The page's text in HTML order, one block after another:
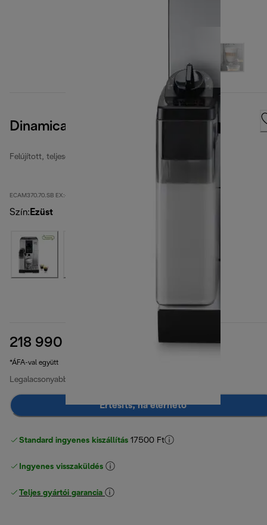
Dinamica Plus
Felújított, teljesen automata kávéfőzők
ECAM370.70.SB EX:4-second
Szín: Ezüst
218 990 Ft eredeti ár 319 990 Ft
*ÁFA-val együtt
Legalacsonyabb ár az elmúlt 30 napban
Értesíts, ha elérhető
Standard ingyenes kiszállítás 17500 Ft
Ingyenes visszaküldés
Teljes gyártói garancia